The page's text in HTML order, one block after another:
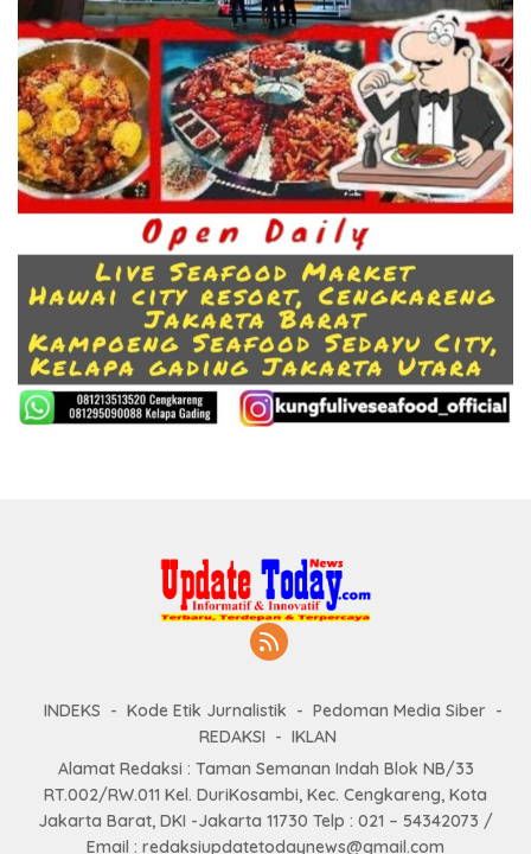
INDEKS Kode Etik Jurnalistik
Pedoman Media Siber
REDAKSI
IKLAN
Alamat Redaksi : Taman Semanan Indah Blok NB/33
RT.002/RW.011 Kel. DuriKosambi, Kec. Cengkareng, Kota
Jakarta Barat, DKI -Jakarta 11730 Telp : 021 – 54342073 /
Email : redaksiupdatetodaynews@gmail.com